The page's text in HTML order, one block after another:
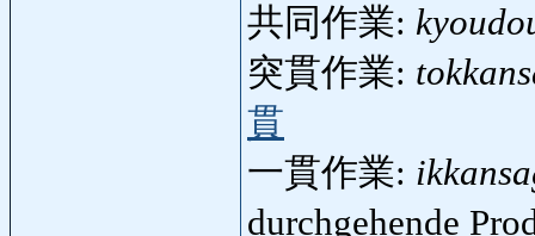
共同作業:
突貫作業:
貫
一貫作業:
durchgehende